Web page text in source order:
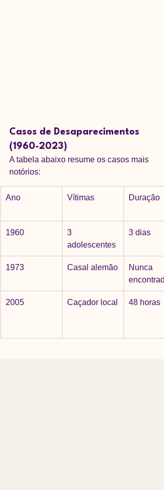
Casos de Desaparecimentos
(1960-2023)
A tabela abaixo resume os casos mais
notórios:
Ano Vítimas Duração
1960
3
adolescentes
3 dias
1973 Casal alemão
Nunca
2005 Caçador local 48 horas